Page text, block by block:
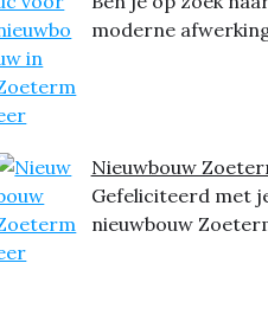
moderne
Nieuwbouw
Gefeliciteerd met
nieuwbouw